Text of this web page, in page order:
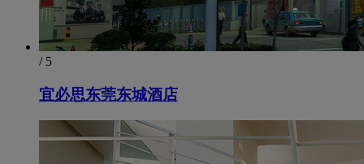
/ 5
宜必思东莞东城酒店